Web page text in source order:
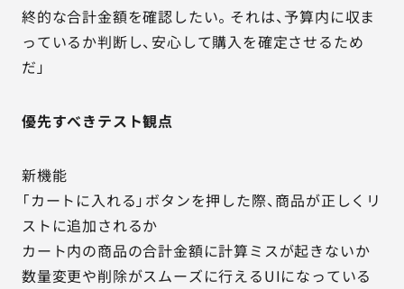
終的な合計金額を確認したい。それは、予算内に収ま
っているか判断し、安心して購入を確定させるため
だ」
優先すべきテスト観点
新機能
「カートに入れる」ボタンを押した際、商品が正しくリ
ストに追加されるか
カート内の商品の合計金額に計算ミスが起きないか
数量変更や削除がスムーズに行えるUIになっている